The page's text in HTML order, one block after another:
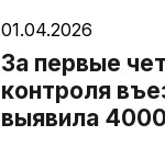
01.04.2026
За первые
контроля
выявила